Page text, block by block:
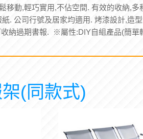
移動,輕巧實用,不佔空間. 有效的收納,多
. 公司行號及居家均適用. 烤漆設計,造
納過期書報. ※屬性:DIY自組產品(簡單
(同款式)